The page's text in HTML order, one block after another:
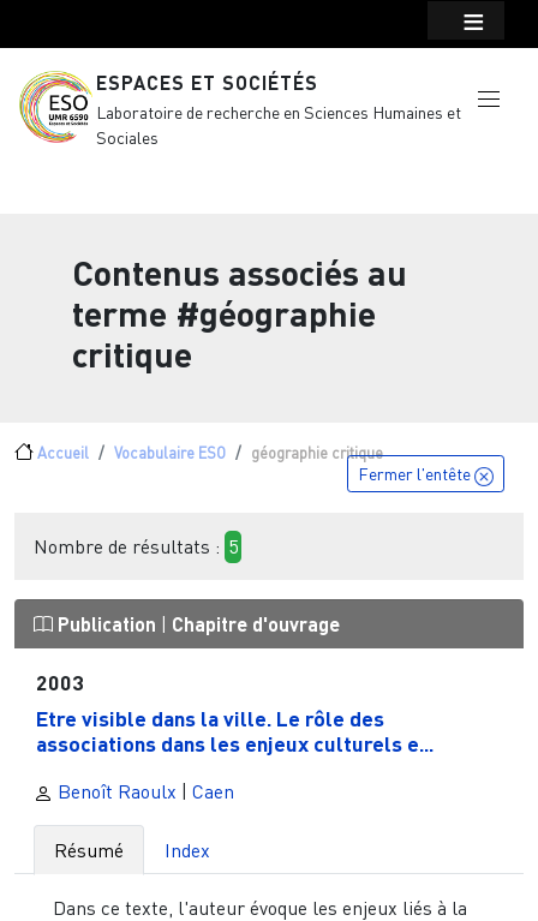
ESPACES ET SOCIÉTÉS
Laboratoire de recherche en Sciences Humaines et
Sociales
Contenus associés au
terme #géographie
critique
Fil d'Ariane
Accueil Vocabulaire ESO géographie critique
Fermer l'entête
Nombre de résultats : 5
Publication Chapitre d'ouvrage
2003
Etre visible dans la ville. Le rôle des
associations dans les enjeux culturels e...
Benoît Raoulx | Caen
Résumé Index
Dans ce texte, l'auteur évoque les enjeux liés à la